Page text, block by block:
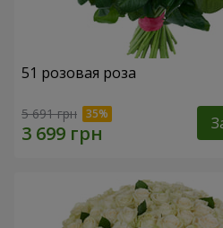
51 розовая роза
5 691 грн